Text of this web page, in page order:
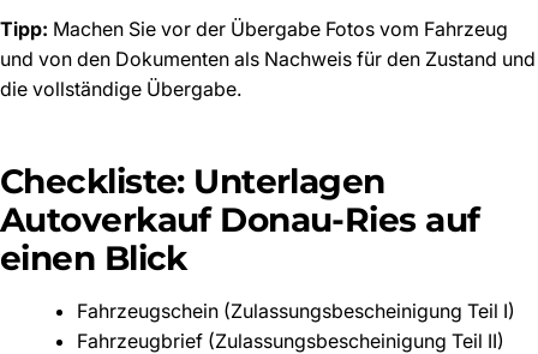
Tipp: Machen Sie vor der Übergabe Fotos vom Fahrzeug
und von den Dokumenten als Nachweis für den Zustand und
die vollständige Übergabe.
Checkliste: Unterlagen
Autoverkauf Donau-Ries auf
einen Blick
Fahrzeugschein (Zulassungsbescheinigung Teil I)
Fahrzeugbrief (Zulassungsbescheinigung Teil II)